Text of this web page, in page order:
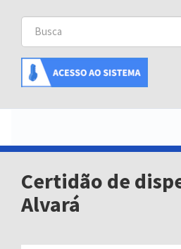
Buscar
Busca
Certidão de
Alvará